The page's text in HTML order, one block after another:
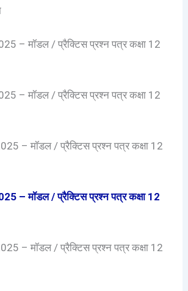
2025 – मॉडल / प्रैक्टिस प्रश्न पत्र कक्षा 12
2025 – मॉडल / प्रैक्टिस प्रश्न पत्र कक्षा 12
2025 – मॉडल / प्रैक्टिस प्रश्न पत्र कक्षा 12
2025 – मॉडल / प्रैक्टिस प्रश्न पत्र कक्षा 12
2025 – मॉडल / प्रैक्टिस प्रश्न पत्र कक्षा 12